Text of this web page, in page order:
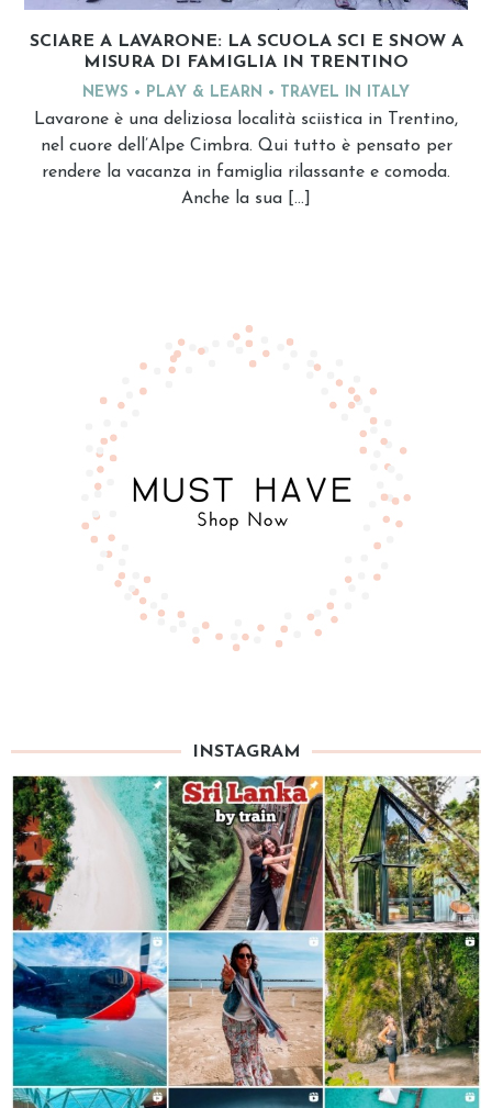
SCIARE A LAVARONE: LA SCUOLA SCI E SNOW A
MISURA DI FAMIGLIA IN TRENTINO
NEWS PLAY & LEARN TRAVEL IN ITALY
Lavarone è una deliziosa località sciistica in Trentino,
nel cuore dell’Alpe Cimbra. Qui tutto è pensato per
rendere la vacanza in famiglia rilassante e comoda.
Anche la sua […]
INSTAGRAM